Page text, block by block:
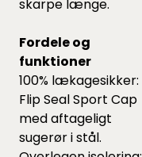
skarpe længe.
Fordele og
funktioner
100% lækagesikker:
Flip Seal Sport Cap
med aftageligt
sugerør i stål.